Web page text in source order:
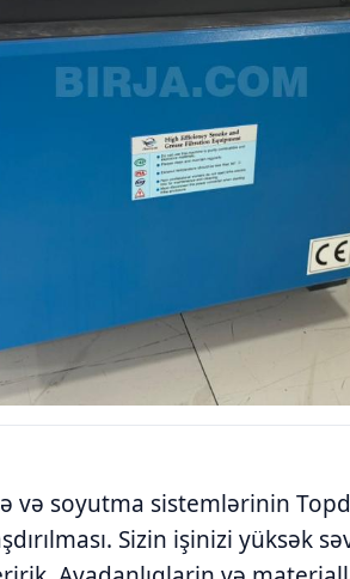
və soyutma sistemlərinin
Sizin işinizi yüksək